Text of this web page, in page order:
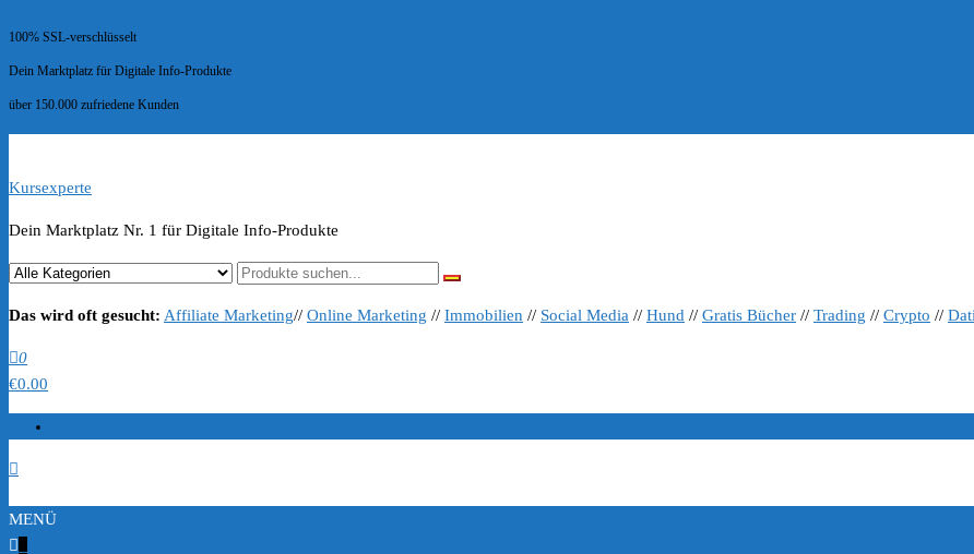
100% SSL-verschlüsselt
Dein Marktplatz für Digitale Info-Produkte
über 150.000 zufriedene Kunden
Kursexperte
Dein Marktplatz Nr. 1 für Digitale Info-Produkte
Das wird oft gesucht: Affiliate Marketing// Online Marketing // Immobilien // Social Media // Hund // Gratis Bücher // Trading // Crypto //
0
€0.00
MENÜ